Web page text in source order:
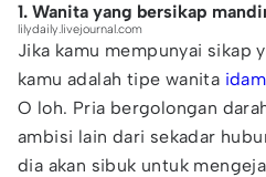
1. Wanita yang bersikap
lilydaily.livejournal.com
Jika kamu mempunyai sikap
kamu adalah tipe wanita
O loh. Pria bergolongan
ambisi lain dari sekadar
dia akan sibuk untuk